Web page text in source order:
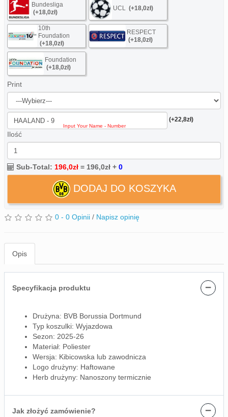
Bundesliga
(+18,0zł)
UCL (+18,0zł)
10th
Foundation
(+18,0zł)
RESPECT
(+18,0zł)
Foundation
(+18,0zł)
Print
(+22,8zł)
Ilość
Sub-Total: 196,0zł = 196,0zł + 0
DODAJ DO KOSZYKA
0 - 0 Opinii / Napisz opinię
Opis
Specyfikacja produktu −
Drużyna: BVB Borussia Dortmund
Typ koszulki: Wyjazdowa
Sezon: 2025-26
Materiał: Poliester
Wersja: Kibicowska lub zawodnicza
Logo drużyny: Haftowane
Herb drużyny: Nanoszony termicznie
Jak złożyć zamówienie? −